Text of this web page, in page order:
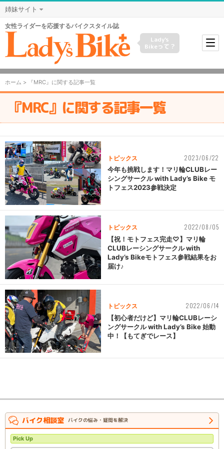
姉妹サイト
女性ライダーを応援するバイクスタイル誌
Lady's
Bikeって？
ホーム > 『MRC』に関する記事一覧
『MRC』に関する記事一覧
トピックス 2023/06/22
今年も挑戦します！マリ輪CLUBレー
シングサークル with Lady’s Bike モ
トフェス2023参戦決定
トピックス 2022/08/05
【祝！モトフェス完走♡】マリ輪
CLUBレーシングサークル with
Lady’s Bikeモトフェス参戦結果をお
届け♪
トピックス 2022/06/14
【初心者だけど】マリ輪CLUBレーシ
ングサークル with Lady’s Bike 始動
中！【もてぎでレース】
バイク相談室 バイクの悩み・疑問を解決
Pick Up